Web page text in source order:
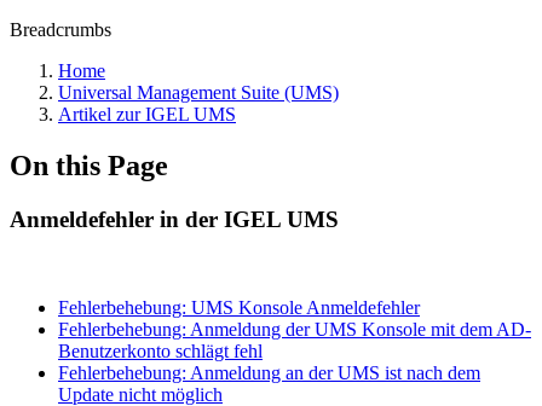
Breadcrumbs
Home
Universal Management Suite (UMS)
Artikel zur IGEL UMS
On this Page
Anmeldefehler in der IGEL UMS
Fehlerbehebung: UMS Konsole Anmeldefehler
Fehlerbehebung: Anmeldung der UMS Konsole mit dem AD-
Benutzerkonto schlägt fehl
Fehlerbehebung: Anmeldung an der UMS ist nach dem
Update nicht möglich